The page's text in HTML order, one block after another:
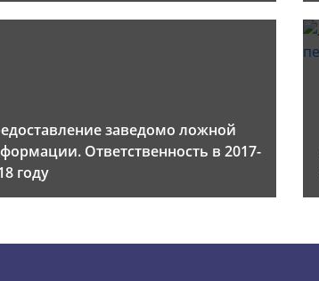
заведомо ложной
Ответственность в 2017-
году